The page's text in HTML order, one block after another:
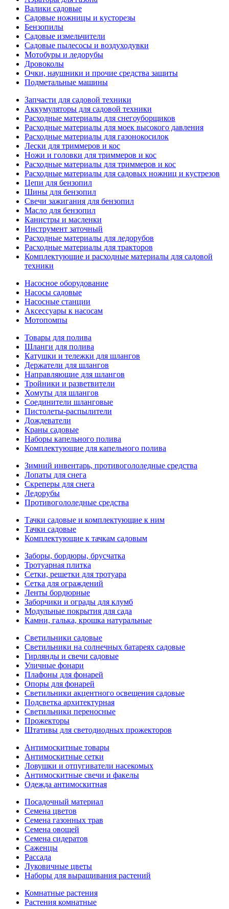
Валики садовые
Садовые ножницы и кусторезы
Бензопилы
Садовые измельчители
Садовые пылесосы и воздуходувки
Мотобуры и ледорубы
Дровоколы
Очки, наушники и прочие средства защиты
Подметальные машины
Запчасти для садовой техники
Аккумуляторы для садовой техники
Расходные материалы для снегоуборщиков
Расходные материалы для моек высокого давления
Расходные материалы для газонокосилок
Лески для триммеров и кос
Ножи и головки для триммеров и кос
Расходные материалы для триммеров и кос
Расходные материалы для садовых ножниц и кустрезов
Цепи для бензопил
Шины для бензопил
Свечи зажигания для бензопил
Масло для бензопил
Канистры и масленки
Инструмент заточный
Расходные материалы для ледорубов
Расходные материалы для тракторов
Комплектующие и расходные материалы для садовой
техники
Насосное оборудование
Насосы садовые
Насосные станции
Аксессуары к насосам
Мотопомпы
Товары для полива
Шланги для полива
Катушки и тележки для шлангов
Держатели для шлангов
Направляющие для шлангов
Тройники и разветвители
Хомуты для шлангов
Соединители шланговые
Пистолеты-распылители
Дождеватели
Краны садовые
Наборы капельного полива
Комплектующие для капельного полива
Зимний инвентарь, противогололедные средства
Лопаты для снега
Скреперы для снега
Ледорубы
Противогололедные средства
Тачки садовые и комплектующие к ним
Тачки садовые
Комплектующие к тачкам садовым
Заборы, бордюры, брусчатка
Тротуарная плитка
Сетки, решетки для тротуара
Сетка для ограждений
Ленты бордюрные
Заборчики и ограды для клумб
Модульные покрытия для сада
Камни, галька, крошка натуральные
Светильники садовые
Светильники на солнечных батареях садовые
Гирлянды и свечи садовые
Уличные фонари
Плафоны для фонарей
Опоры для фонарей
Светильники акцентного освещения садовые
Подсветка архитектурная
Светильники переносные
Прожекторы
Штативы для светодиодных прожекторов
Антимоскитные товары
Антимоскитные сетки
Ловушки и отпугиватели насекомых
Антимоскитные свечи и факелы
Одежда антимоскитная
Посадочный материал
Семена цветов
Семена газонных трав
Семена овощей
Семена сидератов
Саженцы
Рассада
Луковичные цветы
Наборы для выращивания растений
Комнатные растения
Растения комнатные